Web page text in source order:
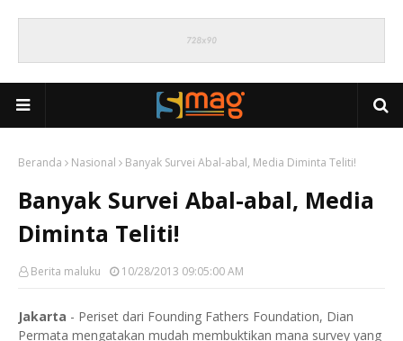
Beranda Nasional Banyak Survei Abal-abal, Media Diminta Teliti!
Banyak Survei Abal-abal, Media
Diminta Teliti!
Berita maluku 10/28/2013 09:05:00 AM
Jakarta - Periset dari Founding Fathers Foundation, Dian
Permata mengatakan mudah membuktikan mana survey yang